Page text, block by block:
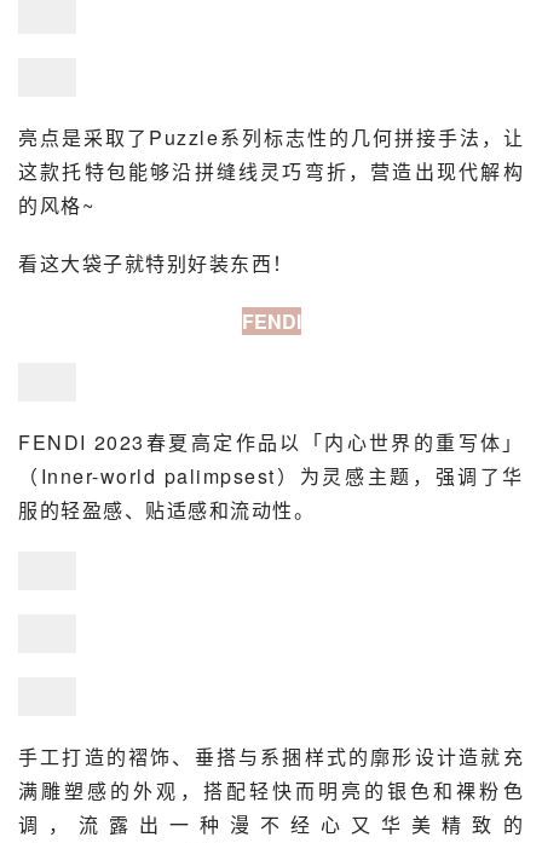
亮点是采取了Puzzle系列标志性的几何拼接手法，让
这款托特包能够沿拼缝线灵巧弯折，营造出现代解构
的风格~
看这大袋子就特别好装东西！
FENDI
FENDI 2023春夏高定作品以「内心世界的重写体」
（Inner-world palimpsest）为灵感主题，强调了华
服的轻盈感、贴适感和流动性。
手工打造的褶饰、垂搭与系捆样式的廓形设计造就充
满雕塑感的外观，搭配轻快而明亮的银色和裸粉色
调，流露出一种漫不经心又华美精致的